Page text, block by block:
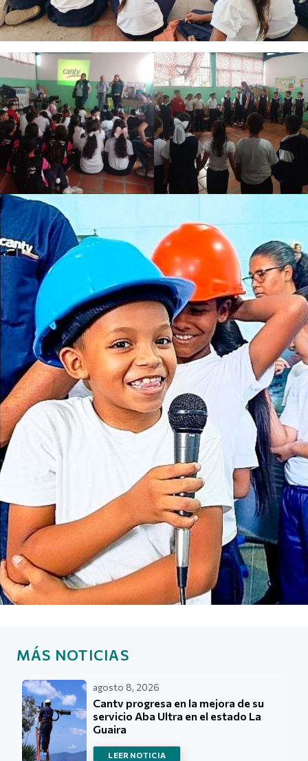
MÁS NOTICIAS
agosto 8, 2026
Cantv progresa en la mejora de su
servicio Aba Ultra en el estado La
Guaira
LEER NOTICIA